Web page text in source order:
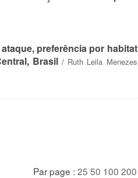
preferência por habitat
Brasil/ Ruth Leila Menezes
Par page : 25 50 100 200